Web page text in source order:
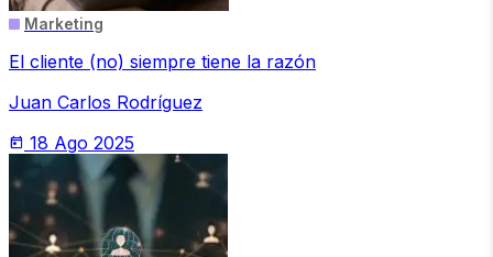
Marketing
El cliente (no) siempre tiene la razón
Juan Carlos Rodríguez
today 18 Ago 2025